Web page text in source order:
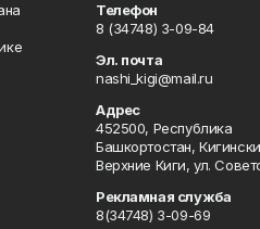
Телефон
8 (34748) 3-09-84
Эл. почта
nashi_kigi@mail.ru
Адрес
452500, Республика
Башкортостан,
Верхние Киги, ул.
Рекламная служба
8(34748) 3-09-69